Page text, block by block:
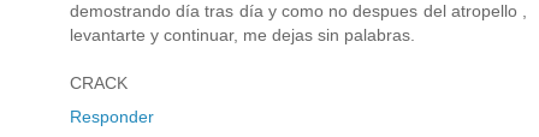
demostrando día tras día y como no despues del atropello ,
levantarte y continuar, me dejas sin palabras.
CRACK
Responder